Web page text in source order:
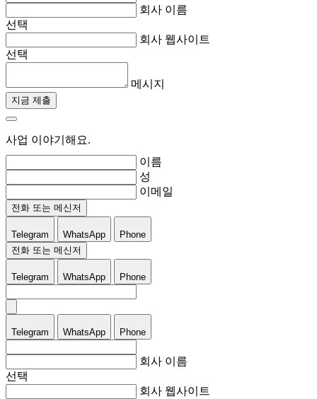
회사 이름
선택
회사 웹사이트
선택
메시지
지금 제출
사업 이야기해요.
이름
성
이메일
전화 또는 메신저
Telegram WhatsApp
Phone
전화 또는 메신저
Telegram WhatsApp Phone
Telegram WhatsApp Phone
회사 이름
선택
회사 웹사이트